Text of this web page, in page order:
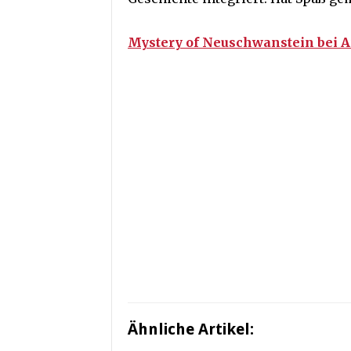
Mystery of Neuschwanstein bei
Ähnliche Artikel: